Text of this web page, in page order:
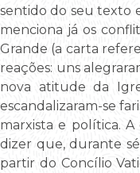
sentido do seu texto
menciona já os
Grande (a carta
reações: uns
nova atitude da
escandalizaram-se
marxista e política.
dizer que, durante
partir do Concílio